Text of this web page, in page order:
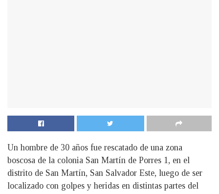
Un hombre de 30 años fue rescatado de una zona
boscosa de la colonia San Martín de Porres 1, en el
distrito de San Martín, San Salvador Este, luego de ser
localizado con golpes y heridas en distintas partes del